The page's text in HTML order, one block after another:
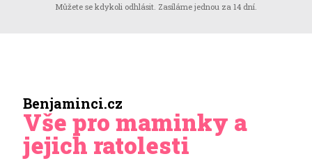
Můžete se kdykoli odhlásit. Zasíláme jednou za 14 dní.
Benjaminci.cz
Vše pro maminky a
jejich ratolesti